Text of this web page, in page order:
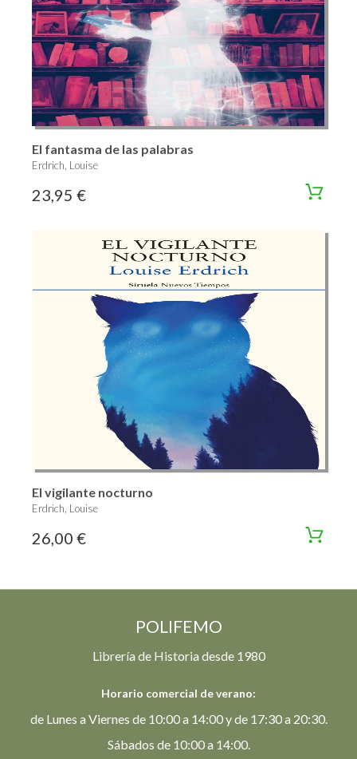
El fantasma de las palabras
Erdrich, Louise
23,95 €
El vigilante nocturno
Erdrich, Louise
26,00 €
POLIFEMO
Librería de Historia desde 1980
Horario comercial de verano:
de Lunes a Viernes de 10:00 a 14:00 y de 17:30 a 20:30.
Sábados de 10:00 a 14:00.